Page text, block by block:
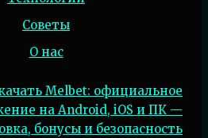
Советы
О нас
Melbet: официальное
на Android, iOS и ПК —
бонусы и безопасность